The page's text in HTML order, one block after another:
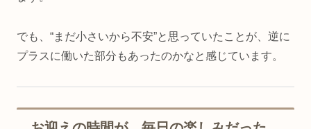
でも、“まだ小さいから不安”と思っていたことが、逆に
プラスに働いた部分もあったのかなと感じています。